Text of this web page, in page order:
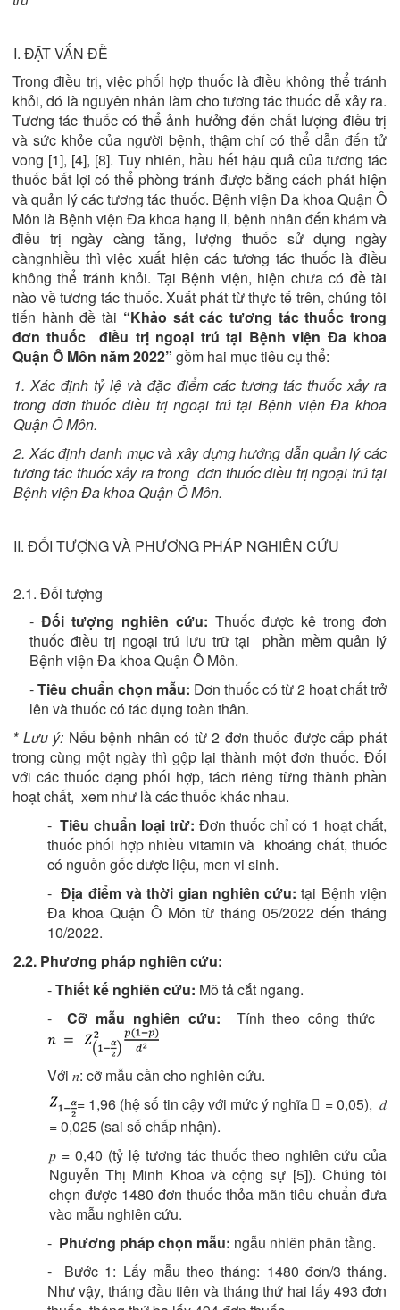
I. ĐẶT VẤN ĐỀ
Trong điều trị, việc phối hợp thuốc là điều không thể tránh
khỏi, đó là nguyên nhân làm cho tương tác thuốc dễ xảy ra.
Tương tác thuốc có thể ảnh hưởng đến chất lượng điều trị
và sức khỏe của người bệnh, thậm chí có thể dẫn đến tử
vong [1], [4], [8]. Tuy nhiên, hầu hết hậu quả của tương tác
thuốc bất lợi có thể phòng tránh được bằng cách phát hiện
và quản lý các tương tác thuốc. Bệnh viện Đa khoa Quận Ô
Môn là Bệnh viện Đa khoa hạng II, bệnh nhân đến khám và
điều trị ngày càng tăng, lượng thuốc sử dụng ngày
càngnhiều thì việc xuất hiện các tương tác thuốc là điều
không thể tránh khỏi. Tại Bệnh viện, hiện chưa có đề tài
nào về tương tác thuốc. Xuất phát từ thực tế trên, chúng tôi
tiến hành đề tài “Khảo sát các tương tác thuốc trong
đơn thuốc điều trị ngoại trú tại Bệnh viện Đa khoa
Quận Ô Môn năm 2022” gồm hai mục tiêu cụ thể:
1.Xác định tỷ lệ và đặc điểm các tương tác thuốc xảy ra
trong đơn thuốc điều trị ngoại trú tại Bệnh viện Đa khoa
Quận Ô Môn.
2.Xác định danh mục và xây dựng hướng dẫn quản lý các
tương tác thuốc xảy ra trong đơn thuốc điều trị ngoại trú tại
Bệnh viện Đa khoa Quận Ô Môn.
II. ĐỐI TƯỢNG VÀ PHƯƠNG PHÁP NGHIÊN CỨU
2.1. Đối tượng
-Đối tượng nghiên cứu: Thuốc được kê trong đơn
thuốc điều trị ngoại trú lưu trữ tại phần mềm quản lý
Bệnh viện Đa khoa Quận Ô Môn.
-Tiêu chuẩn chọn mẫu: Đơn thuốc có từ 2 hoạt chất trở
lên và thuốc có tác dụng toàn thân.
* Lưu ý: Nếu bệnh nhân có từ 2 đơn thuốc được cấp phát
trong cùng một ngày thì gộp lại thành một đơn thuốc. Đối
với các thuốc dạng phối hợp, tách riêng từng thành phần
hoạt chất, xem như là các thuốc khác nhau.
-Tiêu chuẩn loại trừ: Đơn thuốc chỉ có 1 hoạt chất,
thuốc phối hợp nhiều vitamin và khoáng chất, thuốc
có nguồn gốc dược liệu, men vi sinh.
-Địa điểm và thời gian nghiên cứu:tại Bệnh viện
Đa khoa Quận Ô Môn từ tháng 05/2022 đến tháng
10/2022.
2.2. Phương pháp nghiên cứu:
-Thiết kế nghiên cứu: Mô tả cắt ngang.
-Cỡ mẫu nghiên cứu: Tính theo công thức
Với 𝑛: cỡ mẫu cần cho nghiên cứu.
= 1,96 (hệ số tin cậy với mức ý nghĩa  = 0,05), 𝑑
= 0,025 (sai số chấp nhận).
𝑝 = 0,40 (tỷ lệ tương tác thuốc theo nghiên cứu của
Nguyễn Thị Minh Khoa và cộng sự [5]). Chúng tôi
chọn được 1480 đơn thuốc thỏa mãn tiêu chuẩn đưa
vào mẫu nghiên cứu.
- Phương pháp chọn mẫu: ngẫu nhiên phân tầng.
- Bước 1: Lấy mẫu theo tháng: 1480 đơn/3 tháng.
Như vậy, tháng đầu tiên và tháng thứ hai lấy 493 đơn